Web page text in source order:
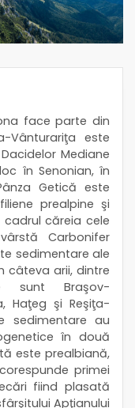
face parte din
Vânturariţa este
Mediane
în Senonian, în
Getică este
prealpine şi
căreia cele
Carbonifer
sedimentare ale
câteva arii, dintre
sunt Braşov-
Haţeg şi Reşiţa-
sedimentare au
în două
este prealbiană,
primei
fiind plasată
Apţianului